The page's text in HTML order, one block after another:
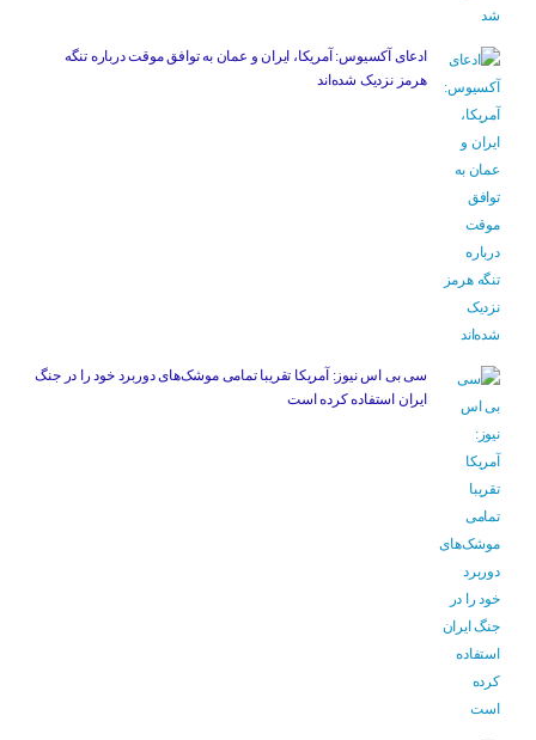
ادعای آکسیوس: آمریکا، ایران و عمان به توافق موقت درباره تنگه
هرمز نزدیک شده‌اند
سی بی اس نیوز: آمریکا تقریبا تمامی موشک‌های دوربرد خود را در جنگ
ایران استفاده کرده است